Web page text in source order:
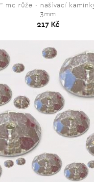
mc růže - našívací
3mm
217 Kč